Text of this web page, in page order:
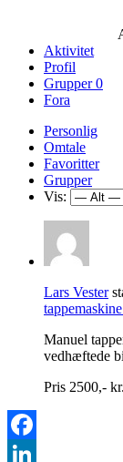
Aktivitet
Profil
Grupper0
Fora
Personlig
Omtale
Favoritter
Grupper
Vis:
Lars Vester
Manuel
vedhæftede
Pris 2500,- kr.
Facebook